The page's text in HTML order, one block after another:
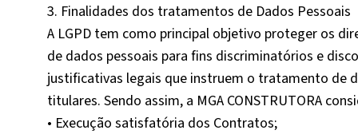
3. Finalidades dos tratamentos de Dados Pessoais
A LGPD tem como principal objetivo proteger os
de dados pessoais para fins discriminatórios e
justificativas legais que instruem o tratamento de
titulares. Sendo assim, a MGA CONSTRUTORA
• Execução satisfatória dos Contratos;